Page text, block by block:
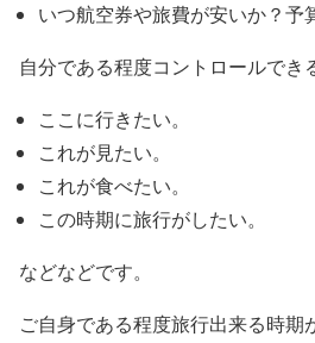
いつ航空券や旅費が安いか？予
自分である程度コントロールでき
ここに行きたい。
これが見たい。
これが食べたい。
この時期に旅行がしたい。
などなどです。
ご自身である程度旅行出来る時期